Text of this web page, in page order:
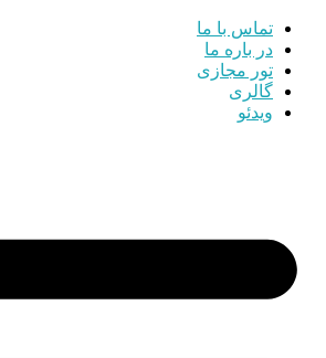
تماس با ما
در باره ما
تور مجازی
گالری
ویدئو